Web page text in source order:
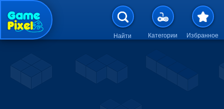
Перейти к основному
Найти Категории Избранное